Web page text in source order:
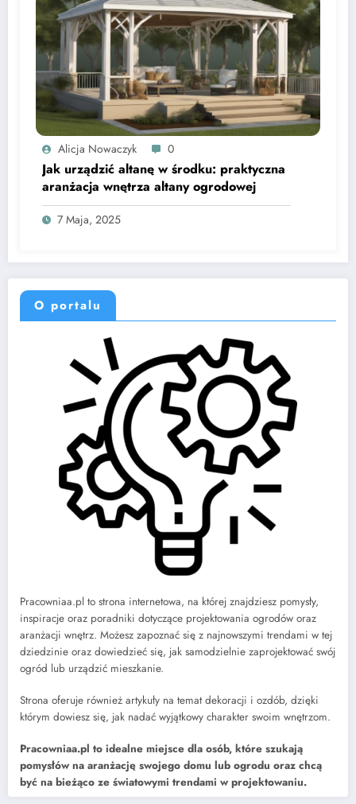
Alicja Nowaczyk 0
Jak urządzić altanę w środku: praktyczna
aranżacja wnętrza altany ogrodowej
7 Maja, 2025
O portalu
Pracowniaa.pl to strona internetowa, na której znajdziesz pomysły,
inspiracje oraz poradniki dotyczące projektowania ogrodów oraz
aranżacji wnętrz. Możesz zapoznać się z najnowszymi trendami w tej
dziedzinie oraz dowiedzieć się, jak samodzielnie zaprojektować swój
ogród lub urządzić mieszkanie.
Strona oferuje również artykuły na temat dekoracji i ozdób, dzięki
którym dowiesz się, jak nadać wyjątkowy charakter swoim wnętrzom.
Pracowniaa.pl to idealne miejsce dla osób, które szukają
pomysłów na aranżację swojego domu lub ogrodu oraz chcą
być na bieżąco ze światowymi trendami w projektowaniu.